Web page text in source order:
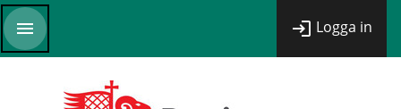
Logga in